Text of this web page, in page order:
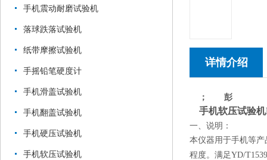
手机震动耐磨试验机
落球跌落试验机
纸带摩擦试验机
手摇铅笔硬度计
手机滑盖试验机
手机翻盖试验机
手机硬压试验机
手机软压试验机
详情介绍
； 彭
手机软压试验机
一、说明：
本仪器用于手机等
程度。满足YD/